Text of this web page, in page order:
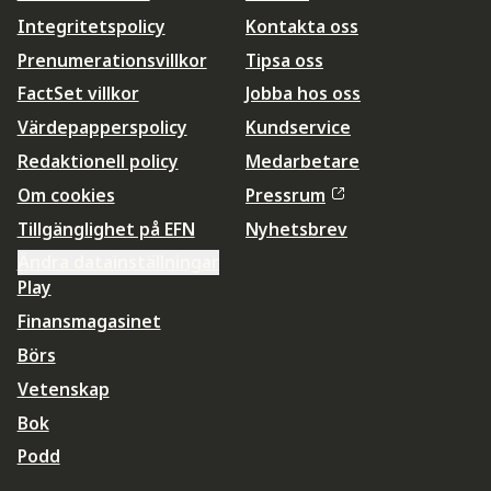
Integritetspolicy
Prenumerationsvillkor
FactSet villkor
Värdepapperspolicy
Redaktionell policy
Om cookies
Tillgänglighet på EFN
Kontakta oss
Tipsa oss
Jobba hos oss
Kundservice
Medarbetare
Pressrum
Nyhetsbrev
Play
Finansmagasinet
Börs
Vetenskap
Bok
Podd